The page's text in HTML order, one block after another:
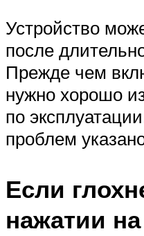
Устройство
после
Прежде чем
нужно хорошо
по
проблем
Если
нажатии на